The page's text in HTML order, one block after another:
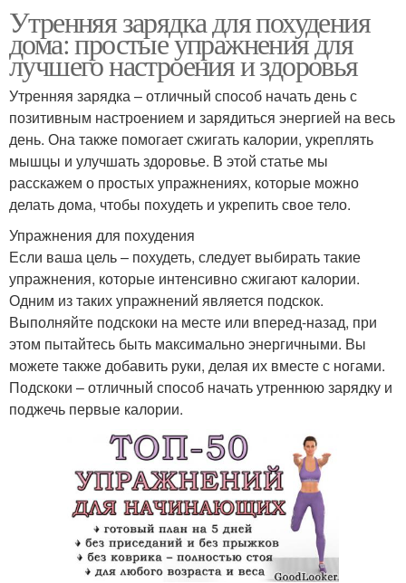
Утренняя зарядка для похудения
дома: простые упражнения для
лучшего настроения и здоровья
Утренняя зарядка – отличный способ начать день с
позитивным настроением и зарядиться энергией на весь
день. Она также помогает сжигать калории, укреплять
мышцы и улучшать здоровье. В этой статье мы
расскажем о простых упражнениях, которые можно
делать дома, чтобы похудеть и укрепить свое тело.
Упражнения для похудения
Если ваша цель – похудеть, следует выбирать такие
упражнения, которые интенсивно сжигают калории.
Одним из таких упражнений является подскок.
Выполняйте подскоки на месте или вперед-назад, при
этом пытайтесь быть максимально энергичными. Вы
можете также добавить руки, делая их вместе с ногами.
Подскоки – отличный способ начать утреннюю зарядку и
поджечь первые калории.